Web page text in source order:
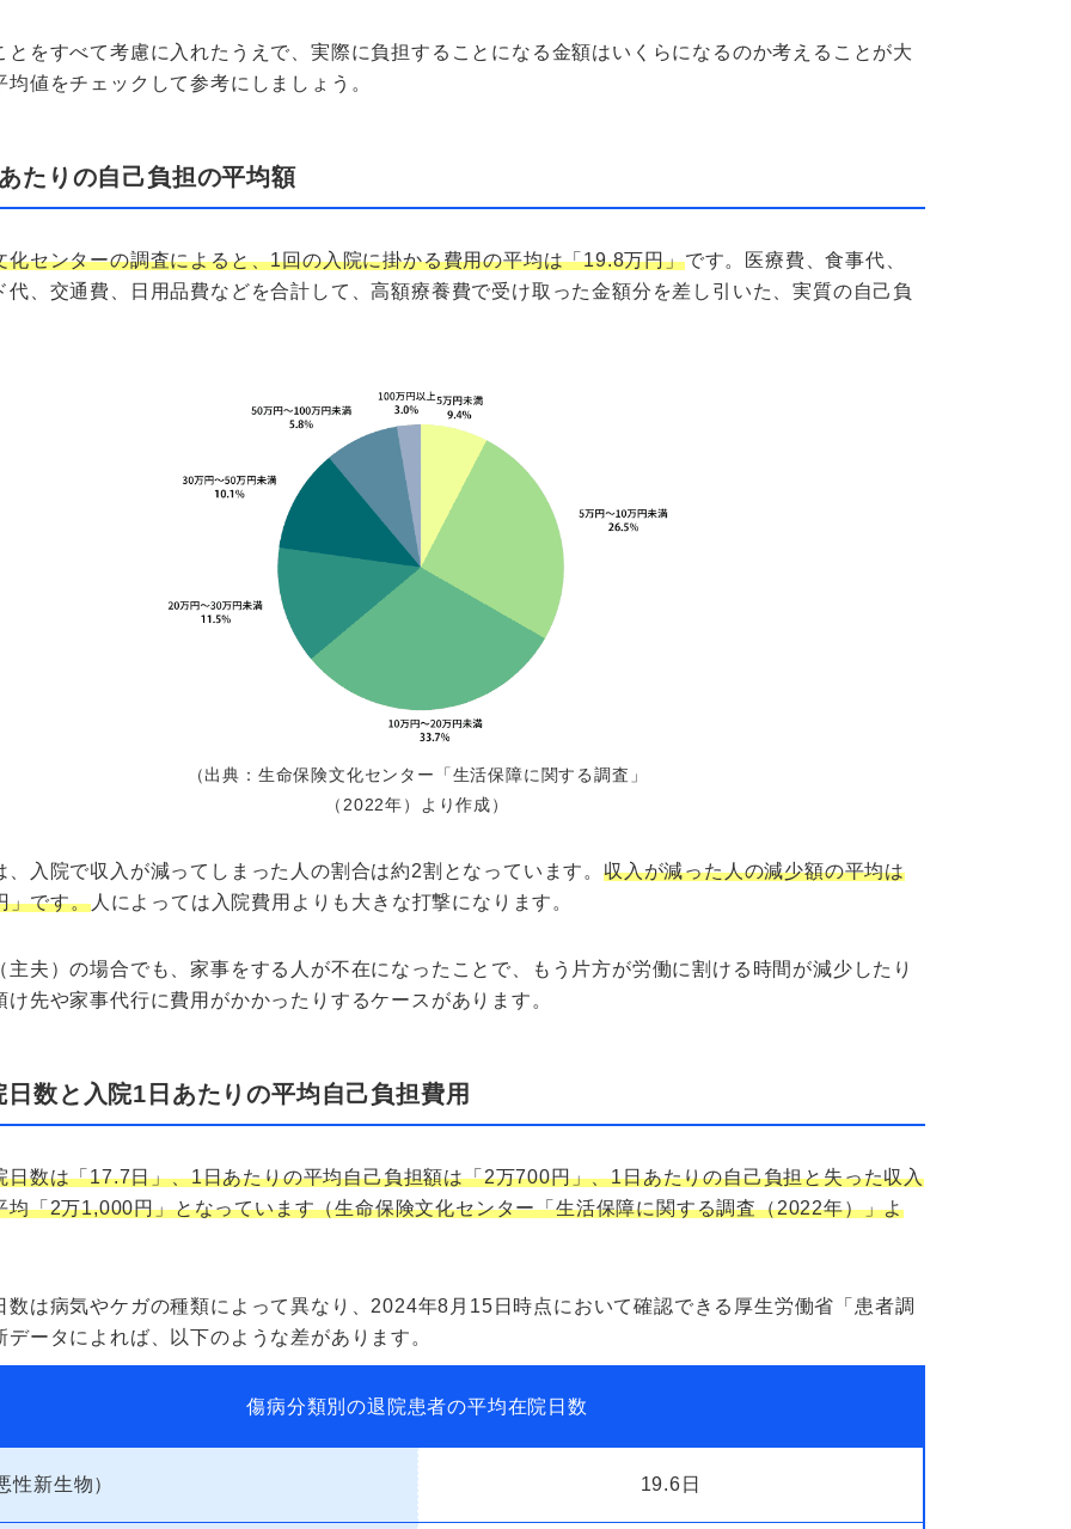
とをすべて考慮に入れたうえで、実際に負担することになる金額はいくらになるのか考えることが大
均値をチェックして参考にしましょう。
たりの自己負担の平均額
化センターの調査によると、1回の入院に掛かる費用の平均は「19.8万円」です。医療費、食事代、
代、交通費、日用品費などを合計して、高額療養費で受け取った金額分を差し引いた、実質の自己負
（出典：生命保険文化センター「生活保障に関する調査」
（2022年）より作成）
、入院で収入が減ってしまった人の割合は約2割となっています。 収入が減った人の減少額の平均は
」です。人によっては入院費用よりも大きな打撃になります。
主夫）の場合でも、家事をする人が不在になったことで、もう片方が労働に割ける時間が減少したり
け先や家事代行に費用がかかったりするケースがあります。
日数と入院1日あたりの平均自己負担費用
日数は「17.7日」、1日あたりの平均自己負担額は「2万700円」、1日あたりの自己負担と失った収入
均「2万1,000円」となっています（生命保険文化センター「生活保障に関する調査（2022年）」よ
数は病気やケガの種類によって異なり、2024年8月15日時点において確認できる厚生労働省「患者調
データによれば、以下のような差があります。
傷病分類別の退院患者の平均在院日数
性新生物） 19.6日